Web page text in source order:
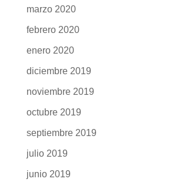
agosto 2020
julio 2020
junio 2020
mayo 2020
abril 2020
marzo 2020
febrero 2020
enero 2020
diciembre 2019